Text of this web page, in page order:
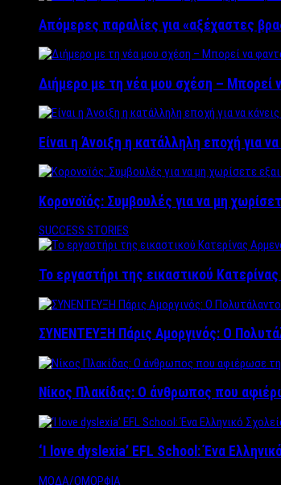
Απόμερες παραλίες για «αξέχαστες
Διήμερο με τη νέα μου σχέση – Μπορεί
Είναι η Άνοιξη η κατάλληλη εποχή για
Κορονοϊός: Συμβουλές για να μη
SUCCESS STORIES
Το εργαστήρι της εικαστικού
ΣΥΝΕΝΤΕΥΞΗ Πάρις Αμοργινός: O
Νίκος Πλακίδας: O άνθρωπος που
‘Ι love dyslexia’ EFL School: Ένα
ΜΟΔΑ/ΟΜΟΡΦΙΑ